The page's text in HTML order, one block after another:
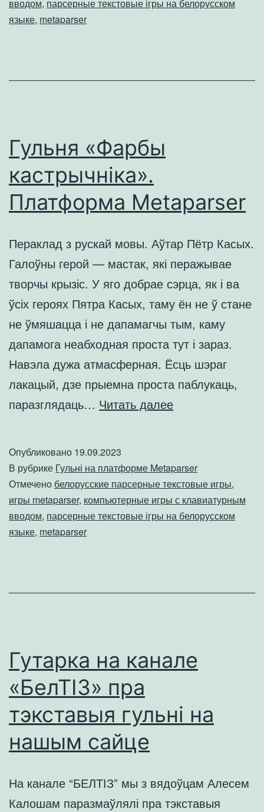
вводом, парсерные текстовые ігры на белорусском
языке, metaparser
Гульня «Фарбы
кастрычніка».
Платформа Metaparser
Пераклад з рускай мовы. Аўтар Пётр Касых.
Галоўны герой — мастак, які перажывае
творчы крызіс. У яго добрае сэрца, як і ва
ўсіх героях Пятра Касых, таму ён не ў стане
не ўмяшацца і не дапамагчы тым, каму
дапамога неабходная проста тут і зараз.
Навэла дужа атмасферная. Ёсць шэраг
лакацый, дзе прыемна проста паблукаць,
паразглядаць… Читать далееГульня
Платформа
Metaparser
Опубликовано 19.09.2023
В рубрике Гульні на платформе Metaparser
Отмечено белорусские парсерные текстовые игры,
игры metaparser, компьютерные игры с клавиатурным
вводом, парсерные текстовые ігры на белорусском
языке, metaparser
Гутарка на канале
«БелТІЗ» пра
тэкставыя гульні на
нашым сайце
На канале “БЕЛТІЗ” мы з вядоўцам Алесем
Калошам паразмаўлялі пра тэкставыя